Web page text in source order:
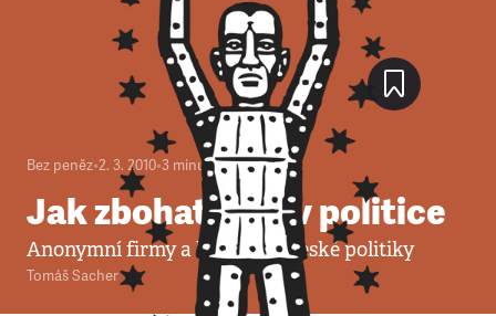
Bez peněz•2. 3. 2010•3 minuty
Jak zbohatnout v politice
Anonymní firmy a blaho pro české politiky
Tomáš Sacher